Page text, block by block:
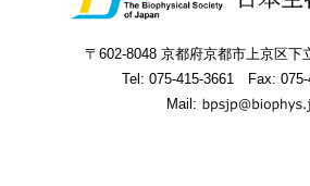
〒602-8048 京都府京都市上京区下
Tel: 075-415-3661
Fax: 075-
Mail: